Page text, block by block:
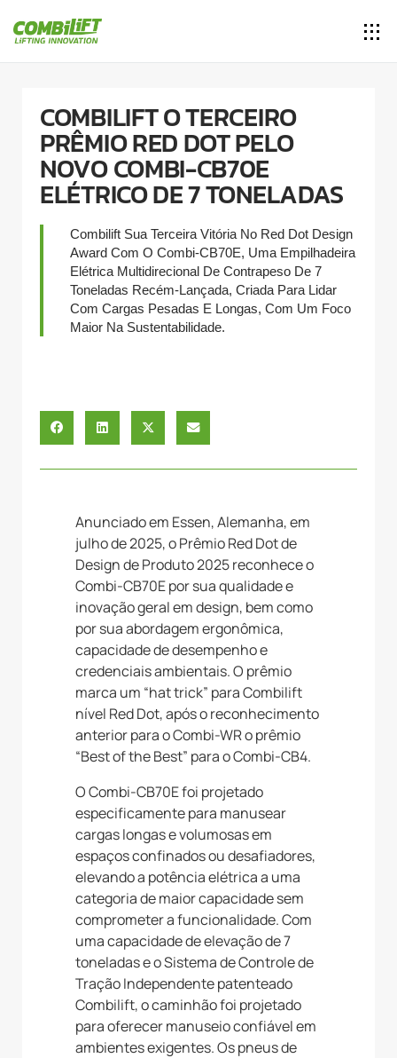
COMBILIFT O TERCEIRO
PRÊMIO RED DOT PELO
NOVO COMBI-CB70E
ELÉTRICO DE 7 TONELADAS
Combilift Sua Terceira Vitória No Red Dot Design
Award Com O Combi-CB70E, Uma Empilhadeira
Elétrica Multidirecional De Contrapeso De 7
Toneladas Recém-Lançada, Criada Para Lidar
Com Cargas Pesadas E Longas, Com Um Foco
Maior Na Sustentabilidade.
Anunciado em Essen, Alemanha, em
julho de 2025, o Prêmio Red Dot de
Design de Produto 2025 reconhece o
Combi-CB70E por sua qualidade e
inovação geral em design, bem como
por sua abordagem ergonômica,
capacidade de desempenho e
credenciais ambientais. O prêmio
marca um “hat trick” para Combilift
nível Red Dot, após o reconhecimento
anterior para o Combi-WR o prêmio
“Best of the Best” para o Combi-CB4.
O Combi-CB70E foi projetado
especificamente para manusear
cargas longas e volumosas em
espaços confinados ou desafiadores,
elevando a potência elétrica a uma
categoria de maior capacidade sem
comprometer a funcionalidade. Com
uma capacidade de elevação de 7
toneladas e o Sistema de Controle de
Tração Independente patenteado
Combilift, o caminhão foi projetado
para oferecer manuseio confiável em
ambientes exigentes. Os pneus de